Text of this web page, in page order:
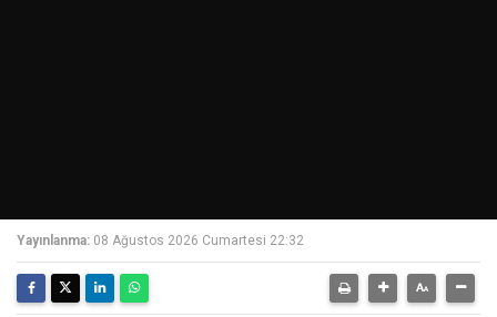
Yayınlanma: 08 Ağustos 2026 Cumartesi 22:32